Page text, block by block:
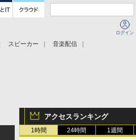
ログイン
スピーカー
音楽配信
アクセスランキング
1時間 24時間 1週間